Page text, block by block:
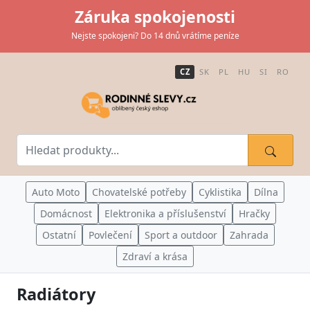
Záruka spokojenosti
Nejste spokojeni? Do 14 dnů vrátíme peníze
CZ SK PL HU SI RO
Auto Moto Chovatelské potřeby Cyklistika
Dílna
Domácnost
Elektronika a příslušenství
Hračky
Ostatní
Povlečení Sport a outdoor
Zahrada
Zdraví a krása
Radiátory